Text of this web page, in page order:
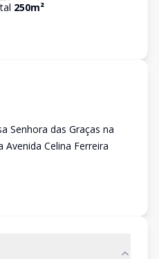
250m²
Senhora das Graças na
Celina Ferreira